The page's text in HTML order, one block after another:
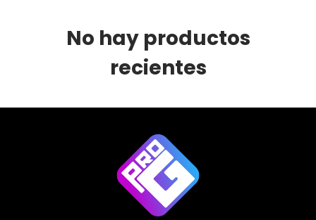
No hay productos
recientes